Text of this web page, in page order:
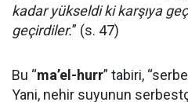
kadar yükseldi ki karşıya
geçirdiler.” (s. 47)
Bu “ma’el-hurr” tabiri,
Yani, nehir suyunun